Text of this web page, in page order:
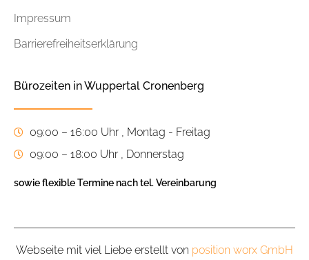
Impressum
Barrierefreiheitserklärung
Bürozeiten in Wuppertal Cronenberg
09:00 – 16:00 Uhr , Montag - Freitag
09:00 – 18:00 Uhr , Donnerstag
sowie flexible Termine nach tel. Vereinbarung
Webseite mit viel Liebe erstellt von position worx GmbH